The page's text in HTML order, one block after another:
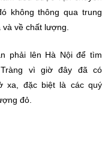
không thông qua trung
về chất lượng.
phải lên Hà Nội để tìm
vì giờ đây đã có
xa, đặc biệt là các quý
đỏ.